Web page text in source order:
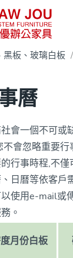
黑板、玻璃白板
曆
會一個不可或
會忽略重要
行事時程,不僅
日曆等依客戶
使用e-mail或
。
月份白板